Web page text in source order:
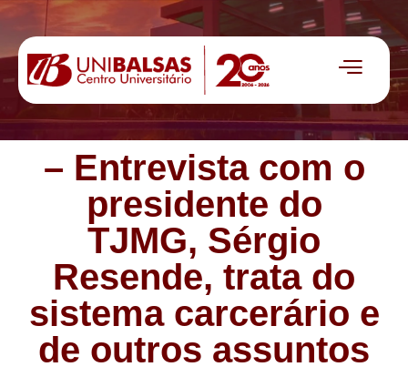
– Entrevista com o
presidente do
TJMG, Sérgio
Resende, trata do
sistema carcerário e
de outros assuntos